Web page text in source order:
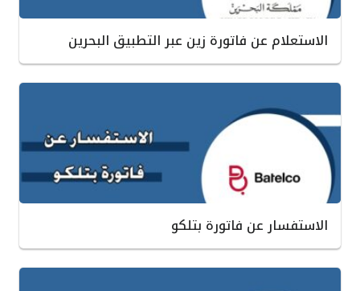
الاستعلام عن فاتورة زين عبر التطبيق البحرين
الاستفسار عن فاتورة بتلكو